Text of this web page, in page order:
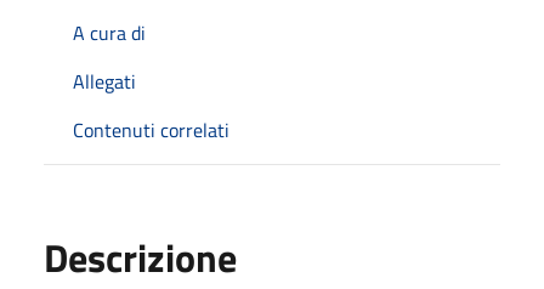
A cura di
Allegati
Contenuti correlati
Descrizione